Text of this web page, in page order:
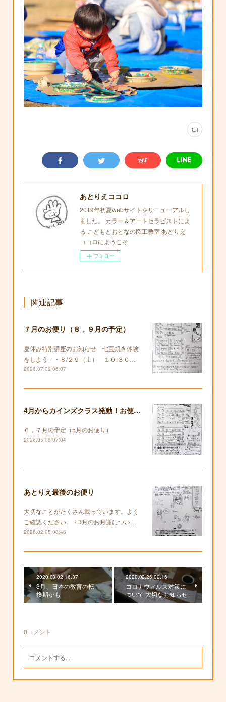
あとりえココロ
2019年初夏webサイトをリニューアルし
ました。 カラー＆アートセラピストによ
る こどもとおとなの図工教室 あとりえ
ココロにようこそ
フォロー
関連記事
７月のお便り（８，９月の予定）
夏休み特別講座のお知らせ「七宝焼き体験
をしよう」・８/２９（土） １０:３０…
2026.07.02 06:07
4月からカインズクラス発動！お便りも復活します！
６，７月の予定（5月のお便り）
2026.05.08 07:04
あとりえ最後のお便り
大切なことがたくさん載っています。よく
ご確認ください。・3月のお月謝につい…
2026.02.05 08:46
2020.03.02 16:37
3月、日本の教育の転
換期かも
2020.02.26 02:16
コロナウィルス対策に
ついて 大切なお知らせ
0コメント